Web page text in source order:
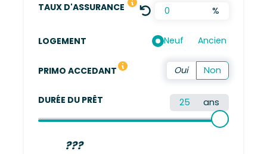
TAUX D'ASSURANCE LE TAUX DÉFINI EST UNE
%
LOGEMENT Neuf Ancien
PRIMO ACCEDANT
Vous n'avez pas été propriétaire de votre résidence
DURÉE DU PRÊT ans
???